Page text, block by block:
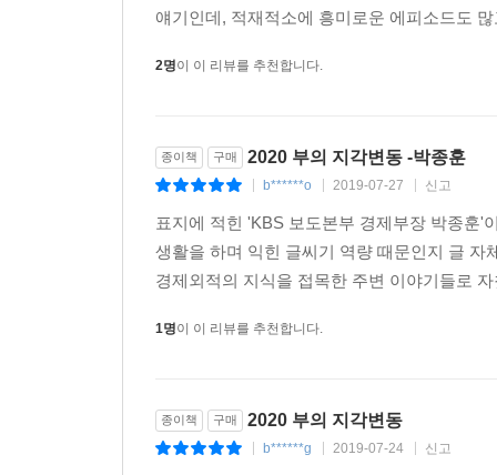
얘기인데, 적재적소에 흥미로운 에피소드도
2명이 이 리뷰를 추천합니다.
종이책 구매 2020 부의 지각변동 -박종훈
b******o 2019-07-27 신고
표지에 적힌 'KBS 보도본부 경제부장 박종훈'
생활을 하며 익힌 글씨기 역량 때문인지 글 자
경제외적의 지식을 접목한 주변 이야기들로
1명이 이 리뷰를 추천합니다.
종이책 구매 2020 부의 지각변동
b******g 2019-07-24 신고